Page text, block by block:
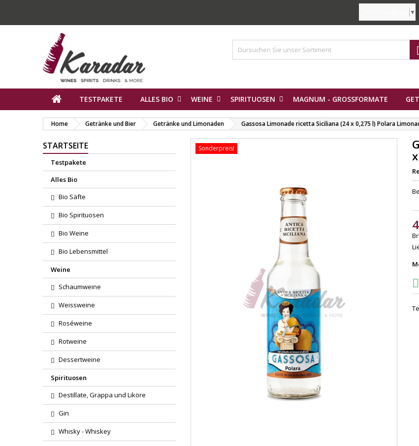
▼
TESTPAKETE ALLES BIO WEINE SPIRITUOSEN MAGNUM - GROSSFORMATE
Home Getränke und Bier Getränke und Limonaden Gassosa Limonade ricetta Siciliana (24 x 0,275 l) Polara
STARTSEITE
Testpakete
Alles Bio
Bio Säfte
Bio Spirituosen
Bio Weine
Bio Lebensmittel
Weine
Schaumweine
Weissweine
Roséweine
Rotweine
Dessertweine
Spirituosen
Destillate, Grappa und Liköre
Gin
Whisky - Whiskey
Sonderpreis!
